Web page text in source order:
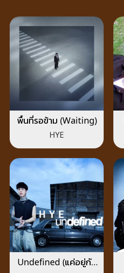
พื้นที่รอข้าม (Waiting)
HYE
Undefined (แค่อยู่กับ